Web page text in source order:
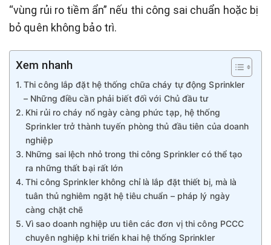
“vùng rủi ro tiềm ẩn” nếu thi công sai chuẩn hoặc bị
bỏ quên không bảo trì.
Xem nhanh
Thi công lắp đặt hệ thống chữa cháy tự động Sprinkler
– Những điều cần phải biết đối với Chủ đầu tư
Khi rủi ro cháy nổ ngày càng phức tạp, hệ thống
Sprinkler trở thành tuyến phòng thủ đầu tiên của doanh
nghiệp
Những sai lệch nhỏ trong thi công Sprinkler có thể tạo
ra những thất bại rất lớn
Thi công Sprinkler không chỉ là lắp đặt thiết bị, mà là
tuân thủ nghiêm ngặt hệ tiêu chuẩn – pháp lý ngày
càng chặt chẽ
Vì sao doanh nghiệp ưu tiên các đơn vị thi công PCCC
chuyên nghiệp khi triển khai hệ thống Sprinkler